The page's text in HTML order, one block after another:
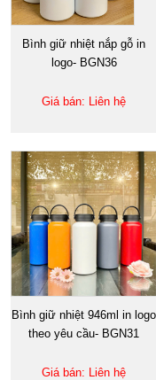
Bình giữ nhiệt nắp gỗ in
logo- BGN36
Giá bán: Liên hệ
Bình giữ nhiệt 946ml in logo
theo yêu cầu- BGN31
Giá bán: Liên hệ